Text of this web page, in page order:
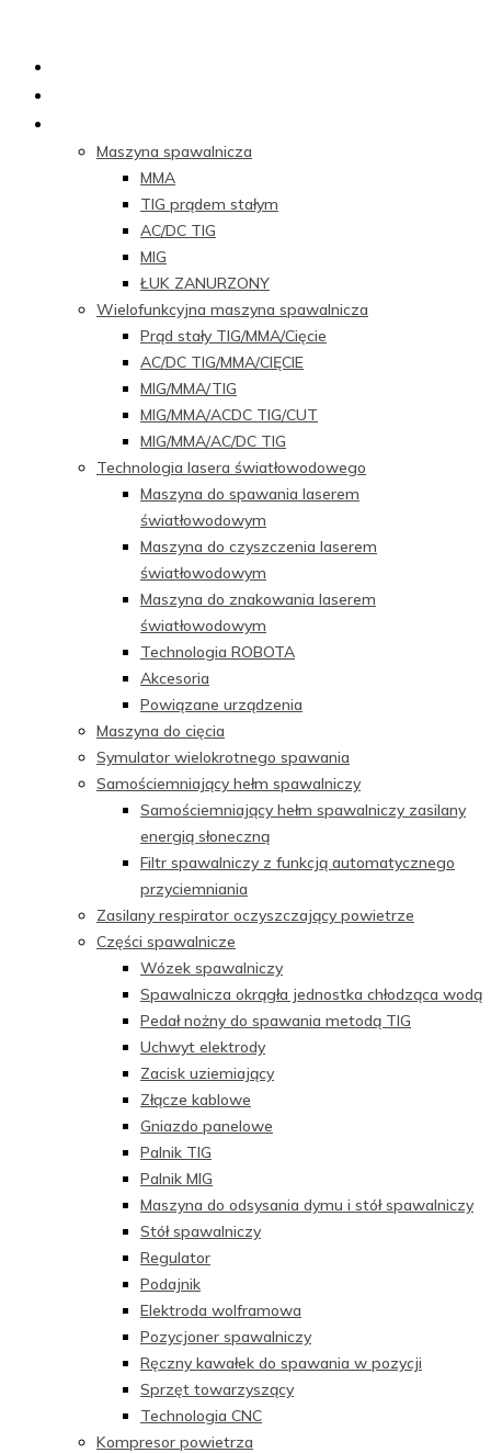
Maszyna spawalnicza
MMA
TIG prądem stałym
AC/DC TIG
MIG
ŁUK ZANURZONY
Wielofunkcyjna maszyna spawalnicza
Prąd stały TIG/MMA/Cięcie
AC/DC TIG/MMA/CIĘCIE
MIG/MMA/TIG
MIG/MMA/ACDC TIG/CUT
MIG/MMA/AC/DC TIG
Technologia lasera światłowodowego
Maszyna do spawania laserem
światłowodowym
Maszyna do czyszczenia laserem
światłowodowym
Maszyna do znakowania laserem
światłowodowym
Technologia ROBOTA
Akcesoria
Powiązane urządzenia
Maszyna do cięcia
Symulator wielokrotnego spawania
Samościemniający hełm spawalniczy
Samościemniający hełm spawalniczy zasilany
energią słoneczną
Filtr spawalniczy z funkcją automatycznego
przyciemniania
Zasilany respirator oczyszczający powietrze
Części spawalnicze
Wózek spawalniczy
Spawalnicza okrągła jednostka chłodząca wodą
Pedał nożny do spawania metodą TIG
Uchwyt elektrody
Zacisk uziemiający
Złącze kablowe
Gniazdo panelowe
Palnik TIG
Palnik MIG
Maszyna do odsysania dymu i stół spawalniczy
Stół spawalniczy
Regulator
Podajnik
Elektroda wolframowa
Pozycjoner spawalniczy
Ręczny kawałek do spawania w pozycji
Sprzęt towarzyszący
Technologia CNC
Kompresor powietrza